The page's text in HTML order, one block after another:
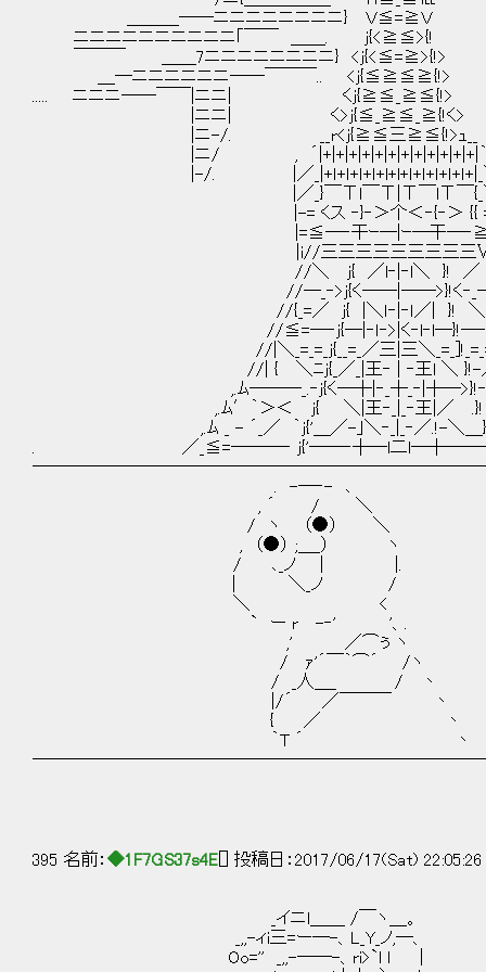
＿＿＿――ニニニニニニニニ} Ｖ≦=≧Ｖ
ニニニニニニニニニニ｢￣￣ ＿＿. j{<≧≦>{!
￣￣￣ ＿＿7ニニニニニニニニ} <j{<≦=≧>{!>
＿―ニニニニニニ――￣￣￣.. <j{≦≧≦≧{!>
..... ニニニ――￣￣|ニニ| くj{≧≦_≧≦{!>
|ニニ| く>j{≦_≧≦_≧{!く>
|ニ-/. __r<j{≧≦三≧≦{!>ｭ__
|ニ/ , ´|+|+|+|+|+|+|+|+|+|+|+|+|｀
|-/. |／_|+ｌ+ｌ+ｌ+ｌ+l+l+ｌ+ｌ+ｌ+ｌ+ｌ+|_
|／_}￣Τl￣Τ|Τ￣lΤ￣{_＼|
|-= くス ‐}‐＞个＜‐{‐＞ {{ =-!. ｛二
|=≦―‐干ｰ―|ｰ―干―‐≧=| ￣￣￣
|i//三三三三三三三三三Ⅵi|. ＿-
//＼ j{ ／l‐|‐l＼ }! ／ Ⅵ. ＿-ニ
//―_‐>j{く――|――>}!く‐_―Ⅵ ＿-ニ
//{_=／ j{ |＼ｌ‐|‐ｌ／| }! ＼=_}-ニ
//≦=―‐j{―|‐ｌ‐>|く
//|＼_=_=_j{__=_／三|三＼
//| { ＼ﾆj{_／_|王‐ | ‐王l ＼
,.ﾑ―――_.‐j{く
,.ﾑ′｀＞＜ j{ ＼|王‐_|_‐王|／ .}!
,.ﾑ _ - ´_／ ｀j{'＿／-｣＼‐_|_‐／.!-＼＿}!'´
. ／_≦=―――‐ j{'――‐┼―l二l―┼――‐}!
. -─‐- ､
, ´ / ＼
/ ヽ （●） ＼
, （●） ;＿_） ヽ
/ ､_ノ | |. これで行程
| ＼_ノ /
＼ < 最初を思えば、
` ー r -‐' '、.
,' ／⌒ぅ ヽ
/ ｧ'´￣｀⌒´ /ヽ
/ _人＿_ / 丶
|/´ ／￣￣￣ 丶
{ ／ 丶
｀T ´ 丶
395 名前： ◆1F7GS37s4E [] 投稿日：2017/06/17(Sat)
_イニl＿＿ /￣ヽ＿。
_,,-ィi三=ー─-、L_Y_ノ,─、
Oo='' _,,-──-、ri>`l l |